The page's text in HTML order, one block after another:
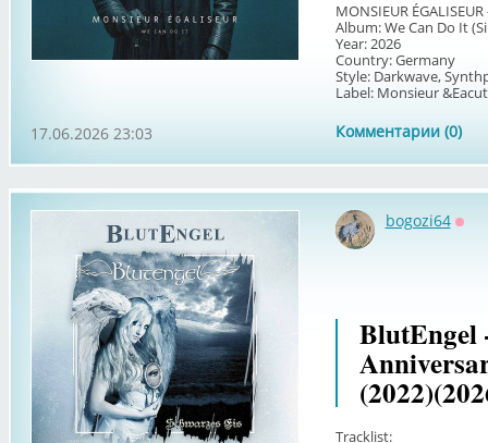
MONSIEUR
Album: We Can Do It
Year: 2026
Country: Germany
Style: Darkwave,
Label: Monsieur
Комментарии (0)
17.06.2026 23:03
bogozi64
BlutEngel
Tracklist: